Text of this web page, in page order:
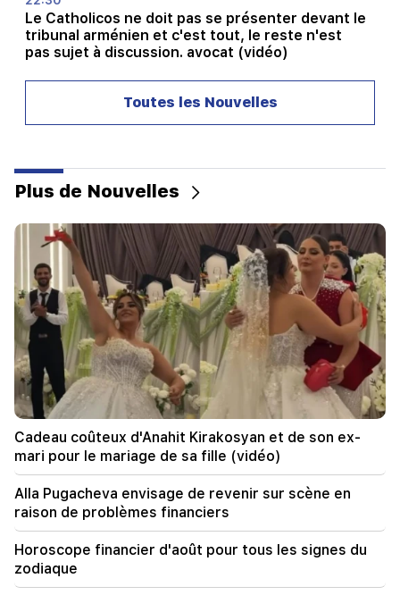
Le Catholicos ne doit pas se présenter devant le
tribunal arménien et c'est tout, le reste n'est
pas sujet à discussion. avocat (vidéo)
Les détails sur les victimes de la fusillade dans
une école thaïlandaise sont connus
21:30
Où est passé l’Arménien exigeant ? Karine
Nalchajyan sur la formation de la psyché
Le détroit d'Ormuz pourrait perdre son
importance stratégique
20:30
Hayk Konjoryan est le prochain après Alen
Simonyan. Le CP organise des "prunes" à son
sujet (vidéo)
20:17
A partir du 10 août, l'ordre de circulation sur
l'avenue Sayat-Nova va changer
20:00
C'était une fierté indescriptible lorsque l'hymne
national de la RA a été joué à Bakou. Jeanne
Andreassian
19:50
Toutes les Nouvelles
Plus de Nouvelles
Cadeau coûteux d'Anahit Kirakosyan et de son ex-
mari pour le mariage de sa fille (vidéo)
Alla Pugacheva envisage de revenir sur scène en
raison de problèmes financiers
Horoscope financier d'août pour tous les signes du
zodiaque